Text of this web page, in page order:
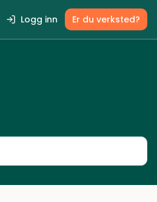
Logg inn Er du verksted?